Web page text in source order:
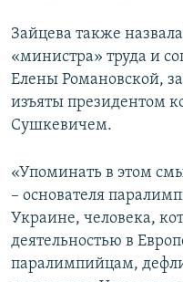
Зайцева также
«министра» труда и
Елены Романовской,
изъяты президентом
Сушкевичем.
«Упоминать в этом
– основателя
Украине, человека,
деятельностью в
паралимпийцам,